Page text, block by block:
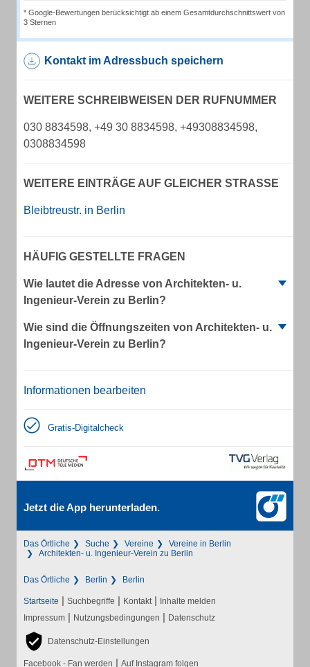
* Google-Bewertungen berücksichtigt ab einem Gesamtdurchschnittswert von
3 Sternen
Kontakt im Adressbuch speichern
WEITERE SCHREIBWEISEN DER RUFNUMMER
030 8834598, +49 30 8834598, +49308834598,
0308834598
WEITERE EINTRÄGE AUF GLEICHER STRASSE
Bleibtreustr. in Berlin
HÄUFIG GESTELLTE FRAGEN
Wie lautet die Adresse von Architekten- u.
Ingenieur-Verein zu Berlin?
Wie sind die Öffnungszeiten von Architekten- u.
Ingenieur-Verein zu Berlin?
Informationen bearbeiten
Gratis-Digitalcheck
Jetzt die App herunterladen.
Das Örtliche Suche Vereine
Vereine in Berlin
Architekten- u. Ingenieur-Verein zu Berlin
Das Örtliche Berlin Berlin
Startseite | Suchbegriffe | Kontakt | Inhalte melden
Impressum | Nutzungsbedingungen | Datenschutz
Datenschutz-Einstellungen
Facebook - Fan werden | Auf Instagram folgen